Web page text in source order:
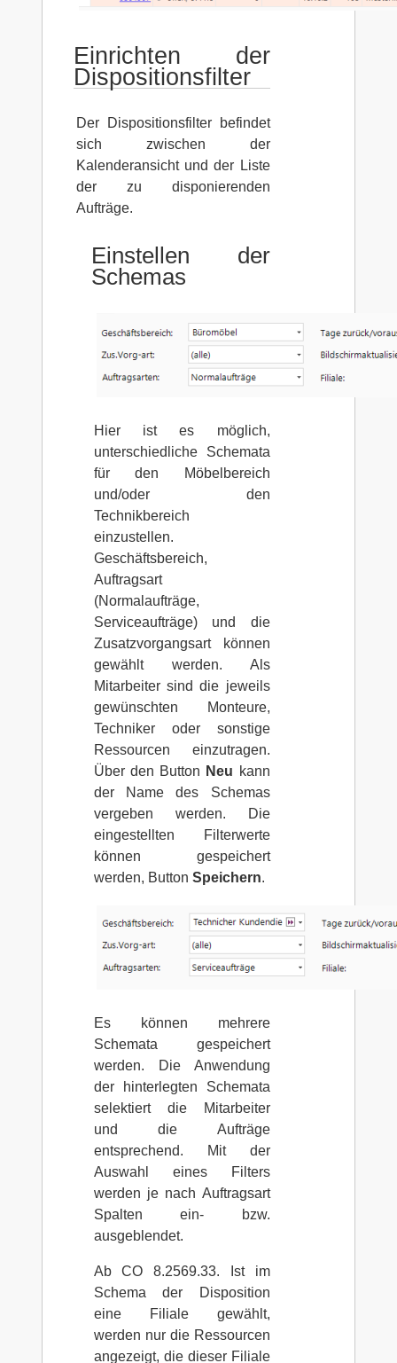
Einrichten der
Dispositionsfilter
Der Dispositionsfilter befindet
sich zwischen der
Kalenderansicht und der Liste
der zu disponierenden
Aufträge.
Einstellen der
Schemas
Hier ist es möglich,
unterschiedliche Schemata
für den Möbelbereich
und/oder den
Technikbereich
einzustellen.
Geschäftsbereich,
Auftragsart
(Normalaufträge,
Serviceaufträge) und die
Zusatzvorgangsart können
gewählt werden. Als
Mitarbeiter sind die jeweils
gewünschten Monteure,
Techniker oder sonstige
Ressourcen einzutragen.
Über den Button Neu kann
der Name des Schemas
vergeben werden. Die
eingestellten Filterwerte
können gespeichert
werden, Button Speichern.
Es können mehrere
Schemata gespeichert
werden. Die Anwendung
der hinterlegten Schemata
selektiert die Mitarbeiter
und die Aufträge
entsprechend. Mit der
Auswahl eines Filters
werden je nach Auftragsart
Spalten ein- bzw.
ausgeblendet.
Ab CO 8.2569.33. Ist im
Schema der Disposition
eine Filiale gewählt,
werden nur die Ressourcen
angezeigt, die dieser Filiale